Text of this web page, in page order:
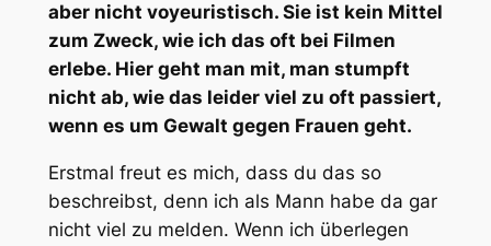
aber nicht voyeuristisch. Sie ist kein Mittel
zum Zweck, wie ich das oft bei Filmen
erlebe. Hier geht man mit, man stumpft
nicht ab, wie das leider viel zu oft passiert,
wenn es um Gewalt gegen Frauen geht.
Erstmal freut es mich, dass du das so
beschreibst, denn ich als Mann habe da gar
nicht viel zu melden. Wenn ich überlegen